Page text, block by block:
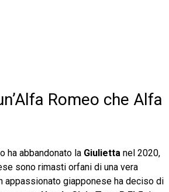
Romeo che Alfa
ha abbandonato la Giulietta nel 2020,
sono rimasti orfani di una vera
appassionato giapponese ha deciso di